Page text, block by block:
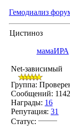
Гемодиализ
Цистиноз
мамаИРА
Net-зависимый
Группа:
Сообщений: 1142
Награды: 16
Репутация: 31
Статус: